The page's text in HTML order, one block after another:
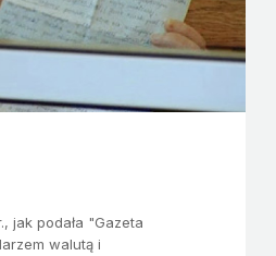
jak podała "Gazeta
walutą i